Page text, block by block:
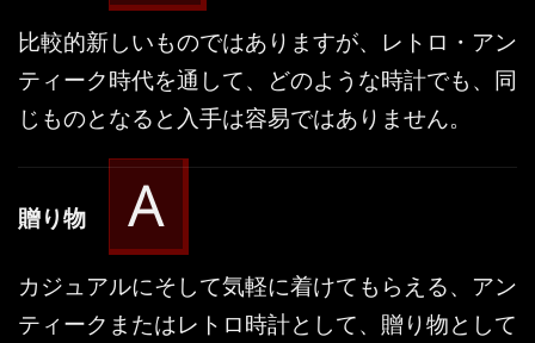
比較的新しいものではありますが、レトロ・アン
ティーク時代を通して、どのような時計でも、同
じものとなると入手は容易ではありません。
贈り物 A
カジュアルにそして気軽に着けてもらえる、アン
ティークまたはレトロ時計として、贈り物として